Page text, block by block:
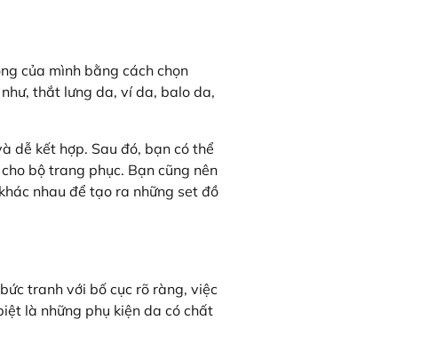
của mình bằng cách chọn
thắt lưng da, ví da, balo da,
dễ kết hợp. Sau đó, bạn có thể
bộ trang phục. Bạn cũng nên
nhau để tạo ra những set đồ
tranh với bố cục rõ ràng, việc
là những phụ kiện da có chất